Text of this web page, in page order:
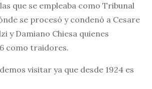
que se empleaba como Tribunal
se procesó y condenó a Cesare
y Damiano Chiesa quienes
como traidores.
visitar ya que desde 1924 es